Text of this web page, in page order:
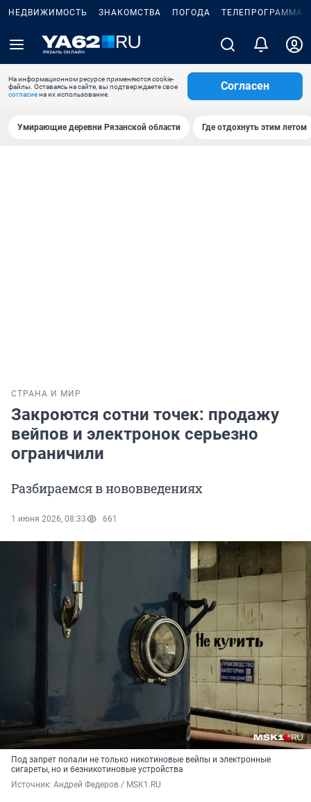
НЕДВИЖИМОСТЬ ЗНАКОМСТВА ПОГОДА ТЕЛЕПРОГРАММА
На информационном ресурсе применяются cookie-
файлы. Оставаясь на сайте, вы подтверждаете свое
согласиена их использование.
Согласен
Умирающие деревни Рязанской области Где отдохнуть этим летом
СТРАНА И МИР
Закроются сотни точек: продажу
вейпов и электронок серьезно
ограничили
Разбираемся в нововведениях
1 июня 2026, 08:33 661
Под запрет попали не только никотиновые вейпы и электронные
сигареты, но и безникотиновые устройства
Источник: Андрей Федеров / MSK1.RU